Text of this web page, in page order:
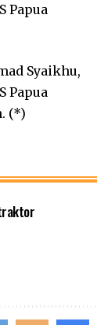
Papua
Syaikhu,
Papua
(*)